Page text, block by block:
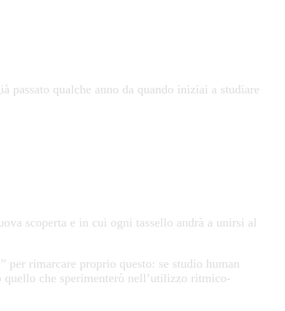
passato qualche anno da quando iniziai a studiare
scoperta e in cui ogni tassello andrà a unirsi al
rimarcare proprio questo: se studio human
che sperimenterò nell’utilizzo ritmico-